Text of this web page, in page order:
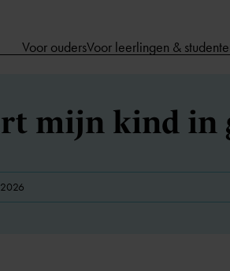
Voor oudersVoor leerlingen &
mijn kind in